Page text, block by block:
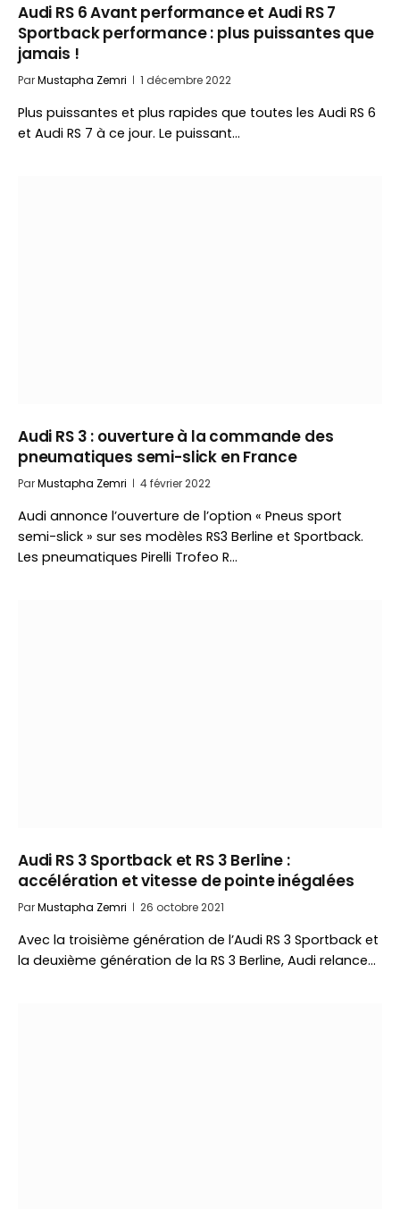
Audi RS 6 Avant performance et Audi RS 7
Sportback performance : plus puissantes que
jamais !
ParMustapha Zemri 1 décembre 2022
Plus puissantes et plus rapides que toutes les Audi RS 6
et Audi RS 7 à ce jour. Le puissant…
Audi RS 3 : ouverture à la commande des
pneumatiques semi-slick en France
ParMustapha Zemri 4 février 2022
Audi annonce l’ouverture de l’option « Pneus sport
semi-slick » sur ses modèles RS3 Berline et Sportback.
Les pneumatiques Pirelli Trofeo R…
Audi RS 3 Sportback et RS 3 Berline :
accélération et vitesse de pointe inégalées
ParMustapha Zemri 26 octobre 2021
Avec la troisième génération de l’Audi RS 3 Sportback et
la deuxième génération de la RS 3 Berline, Audi relance…